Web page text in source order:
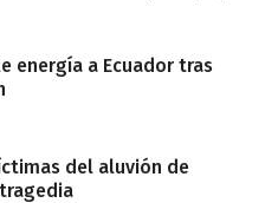
energía a Ecuador tras
del aluvión de